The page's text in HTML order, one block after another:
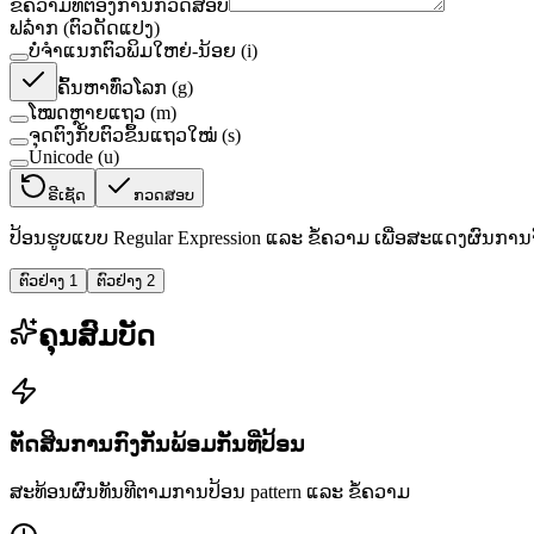
ຂໍ້ຄວາມທີ່ຕ້ອງການກວດສອບ
ຟລ໋າກ (ຕົວດັດແປງ)
ບໍ່ຈຳແນກຕົວພິມໃຫຍ່-ນ້ອຍ (i)
ຄົ້ນຫາທົ່ວໂລກ (g)
ໂໝດຫຼາຍແຖວ (m)
ຈຸດຕົງກັບຕົວຂຶ້ນແຖວໃໝ່ (s)
Unicode (u)
ຣີເຊັດ ກວດສອບ
ປ້ອນຮູບແບບ Regular Expression ແລະ ຂໍ້ຄວາມ ເພື່ອສະແດງຜົນກາ
ຕົວຢ່າງ 1 ຕົວຢ່າງ 2
ຄຸນສົມບັດ
ຕັດສິນການກົງກັນພ້ອມກັນທີ່ປ້ອນ
ສະທ້ອນຜົນທັນທີຕາມການປ້ອນ pattern ແລະ ຂໍ້ຄວາມ